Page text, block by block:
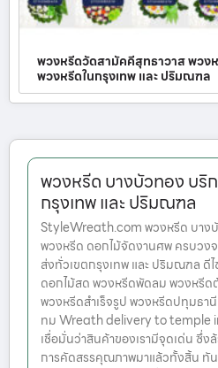
พวงหรีดวัดสามัคคีสุทธาวาส พวง
พวงหรีดในกรุงเทพ และ ปริมณฑล
พวงหรีด บางบัวทอง บริ
กรุงเทพ และ ปริมณฑล
StyleWreath.com พวงหรีด บาง
พวงหรีด ดอกไม้จัดงานศพ ครบวง
ส่งทั่วเขตกรุงเทพ และ ปริมณฑล ดี
ดอกไม้สด พวงหรีดพัดลม พวงหรีด
พวงหรีดสำเร็จรูป พวงหรีดปทุมธ
ทม Wreath delivery to temple
เชื่อมั่นว่าสินค้าของเรามีจุดเด่น ซึ่ง
การคัดสรรคุณภาพมาแล้วทั้งสิ้น ทั